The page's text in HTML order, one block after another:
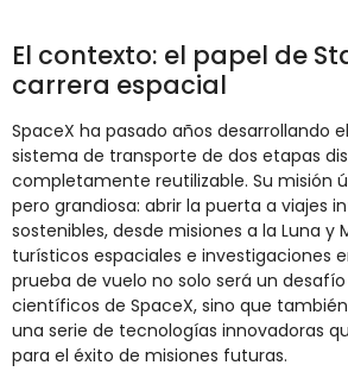
El contexto: el papel de
carrera espacial
SpaceX ha pasado años desarrollando
sistema de transporte de dos etapas
completamente reutilizable. Su misión
pero grandiosa: abrir la puerta a viajes
sostenibles, desde misiones a la Luna y
turísticos espaciales e investigaciones
prueba de vuelo no solo será un
científicos de SpaceX, sino que
una serie de tecnologías innovadoras
para el éxito de misiones futuras.